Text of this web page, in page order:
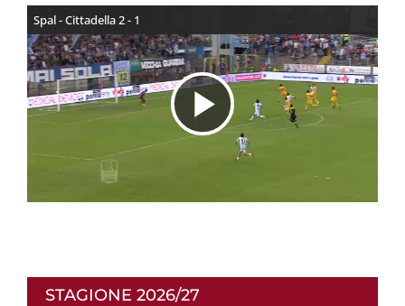
Spal - Cittadella 2 - 1
R
STAGIONE 2026/27